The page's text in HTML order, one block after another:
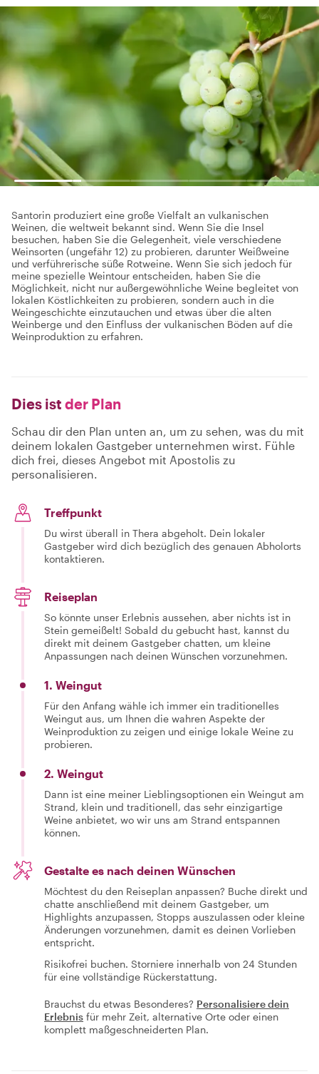
Santorin produziert eine große Vielfalt an vulkanischen
Weinen, die weltweit bekannt sind. Wenn Sie die Insel
besuchen, haben Sie die Gelegenheit, viele verschiedene
Weinsorten (ungefähr 12) zu probieren, darunter Weißweine
und verführerische süße Rotweine. Wenn Sie sich jedoch für
meine spezielle Weintour entscheiden, haben Sie die
Möglichkeit, nicht nur außergewöhnliche Weine begleitet von
lokalen Köstlichkeiten zu probieren, sondern auch in die
Weingeschichte einzutauchen und etwas über die alten
Weinberge und den Einfluss der vulkanischen Böden auf die
Weinproduktion zu erfahren.
Dies ist der Plan
Schau dir den Plan unten an, um zu sehen, was du mit
deinem lokalen Gastgeber unternehmen wirst. Fühle
dich frei, dieses Angebot mit Apostolis zu
personalisieren.
Treffpunkt
Du wirst überall in Thera abgeholt. Dein lokaler
Gastgeber wird dich bezüglich des genauen Abholorts
kontaktieren.
Reiseplan
So könnte unser Erlebnis aussehen, aber nichts ist in
Stein gemeißelt! Sobald du gebucht hast, kannst du
direkt mit deinem Gastgeber chatten, um kleine
Anpassungen nach deinen Wünschen vorzunehmen.
1. Weingut
Für den Anfang wähle ich immer ein traditionelles
Weingut aus, um Ihnen die wahren Aspekte der
Weinproduktion zu zeigen und einige lokale Weine zu
probieren.
2. Weingut
Dann ist eine meiner Lieblingsoptionen ein Weingut am
Strand, klein und traditionell, das sehr einzigartige
Weine anbietet, wo wir uns am Strand entspannen
können.
Gestalte es nach deinen Wünschen
Möchtest du den Reiseplan anpassen? Buche direkt und
chatte anschließend mit deinem Gastgeber, um
Highlights anzupassen, Stopps auszulassen oder kleine
Änderungen vorzunehmen, damit es deinen Vorlieben
entspricht.
Risikofrei buchen. Storniere innerhalb von 24 Stunden
für eine vollständige Rückerstattung.
Brauchst du etwas Besonderes? Personalisiere dein
Erlebnis für mehr Zeit, alternative Orte oder einen
komplett maßgeschneiderten Plan.